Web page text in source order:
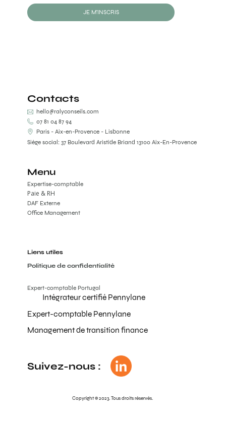
JE M'INSCRIS
Copyright © 2023. Tous droits réservés.
Contacts
hello@ralyconseils.com
07 81 04 87 94
Paris - Aix-en-Provence - Lisbonne
Siège social: 37 Boulevard Aristide Briand 13100 Aix-En-Provence
Menu
Expertise-comptable
DAF Externe
Office Management
Paie & RH
Liens utiles
Politique de confidentialité
Expert-comptable Portugal
Intégrateur certifié Pennylane
Expert-comptable Pennylane
Management de transition finance
Suivez-nous :